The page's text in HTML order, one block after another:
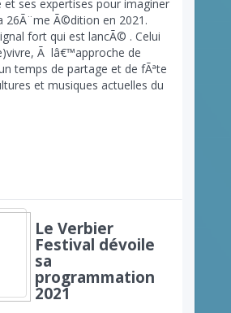
ses expertises pour imaginer
26Ã¨me Ã©dition en 2021.
fort qui est lancÃ© . Celui
Ã lâ€™approche de
temps de partage et de fÃªte
et musiques actuelles du
Le Verbier
Festival dévoile
sa
programmation
2021